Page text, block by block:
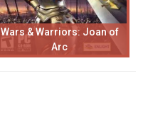
Wars & Warriors: Joan of
Arc